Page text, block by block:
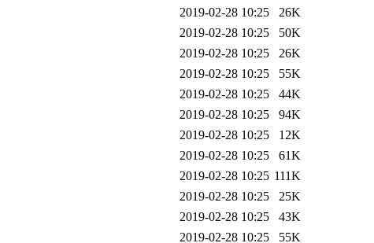
2019-02-28 10:25
26K
2019-02-28 10:25
50K
2019-02-28 10:25
26K
2019-02-28 10:25
55K
2019-02-28 10:25
44K
2019-02-28 10:25
94K
2019-02-28 10:25
12K
2019-02-28 10:25
61K
2019-02-28 10:25 111K
2019-02-28 10:25
25K
2019-02-28 10:25
43K
2019-02-28 10:25
55K